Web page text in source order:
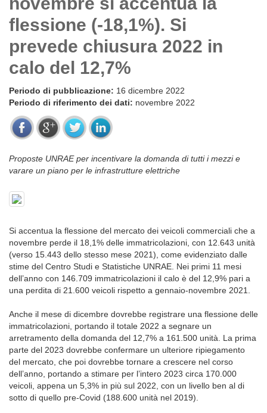
flessione (-18,1%). Si
prevede chiusura 2022 in
calo del 12,7%
Periodo di pubblicazione: 16 dicembre 2022
Periodo di riferimento dei dati: novembre 2022
Proposte UNRAE per incentivare la domanda di tutti i mezzi e
varare un piano per le infrastrutture elettriche
Si accentua la flessione del mercato dei veicoli commerciali che a
novembre perde il 18,1% delle immatricolazioni, con 12.643 unità
(verso 15.443 dello stesso mese 2021), come evidenziato dalle
stime del Centro Studi e Statistiche UNRAE. Nei primi 11 mesi
dell’anno con 146.709 immatricolazioni il calo è del 12,9% pari a
una perdita di 21.600 veicoli rispetto a gennaio-novembre 2021.
Anche il mese di dicembre dovrebbe registrare una flessione delle
immatricolazioni, portando il totale 2022 a segnare un
arretramento della domanda del 12,7% a 161.500 unità. La prima
parte del 2023 dovrebbe confermare un ulteriore ripiegamento
del mercato, che poi dovrebbe tornare a crescere nel corso
dell’anno, portando a stimare per l’intero 2023 circa 170.000
veicoli, appena un 5,3% in più sul 2022, con un livello ben al di
sotto di quello pre-Covid (188.600 unità nel 2019).